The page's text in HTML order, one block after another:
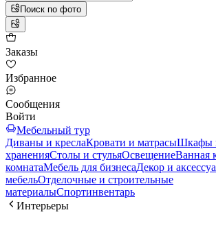
Поиск по фото
Заказы
Избранное
Сообщения
Войти
Мебельный тур
Диваны и креслаКровати и матрасыШкафы
храненияСтолы и стульяОсвещениеВанная
комнатаМебель для бизнесаДекор и
мебельОтделочные и строительные
материалыСпортинвентарь
Интерьеры